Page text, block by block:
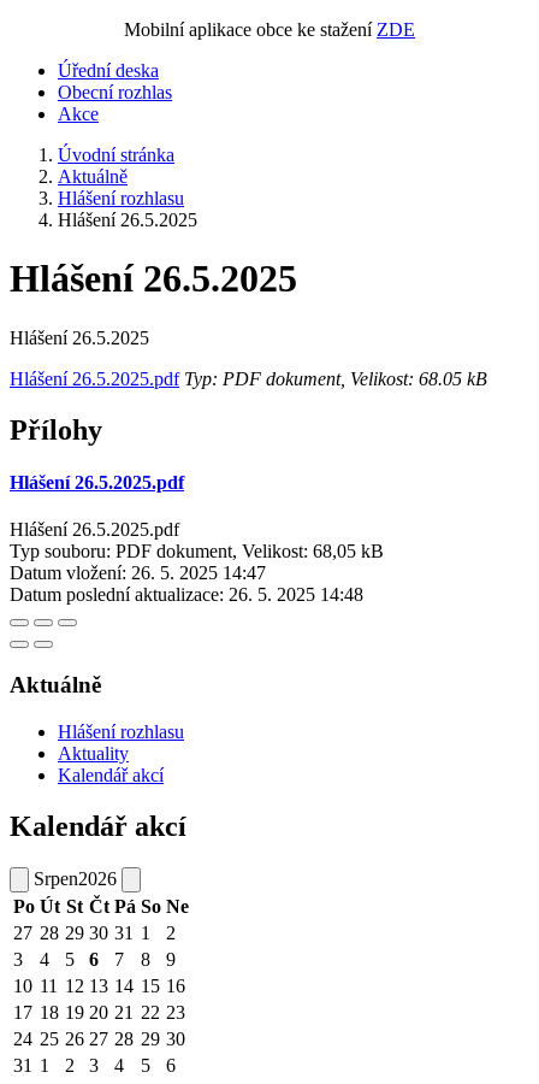
Mobilní aplikace obce ke stažení ZDE
Úřední deska
Obecní rozhlas
Akce
Úvodní stránka
Aktuálně
Hlášení rozhlasu
Hlášení 26.5.2025
Hlášení 26.5.2025
Hlášení 26.5.2025
Hlášení 26.5.2025.pdfTyp: PDF dokument, Velikost: 68.05 kB
Přílohy
Hlášení 26.5.2025.pdf
Hlášení 26.5.2025.pdf
Typ souboru: PDF dokument, Velikost: 68,05 kB
Datum vložení: 26. 5. 2025 14:47
Datum poslední aktualizace: 26. 5. 2025 14:48
Aktuálně
Hlášení rozhlasu
Aktuality
Kalendář akcí
Kalendář akcí
Srpen2026
Po Út St Čt Pá So Ne
27 28 29 30 31 1
2
3
4 5 6 7 8
9
10 11 12 13 14 15 16
17 18 19 20 21 22 23
24 25 26 27 28 29 30
31 1 2 3 4 5 6